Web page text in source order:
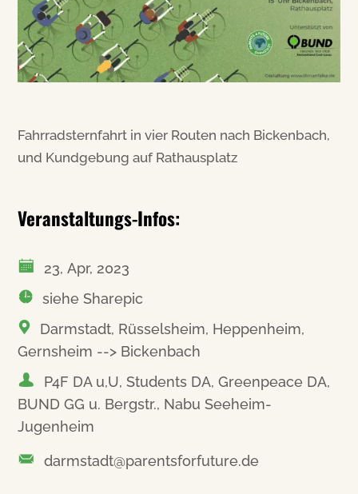
Fahrradsternfahrt in vier Routen nach Bickenbach,
und Kundgebung auf Rathausplatz
Veranstaltungs-Infos:
23, Apr, 2023
siehe Sharepic
Darmstadt, Rüsselsheim, Heppenheim,
Gernsheim --> Bickenbach
P4F DA u,U, Students DA, Greenpeace DA,
BUND GG u. Bergstr., Nabu Seeheim-
Jugenheim
darmstadt@parentsforfuture.de